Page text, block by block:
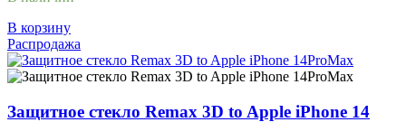
В корзину
Распродажа
Защитное стекло Remax 3D to Apple iPhone 14